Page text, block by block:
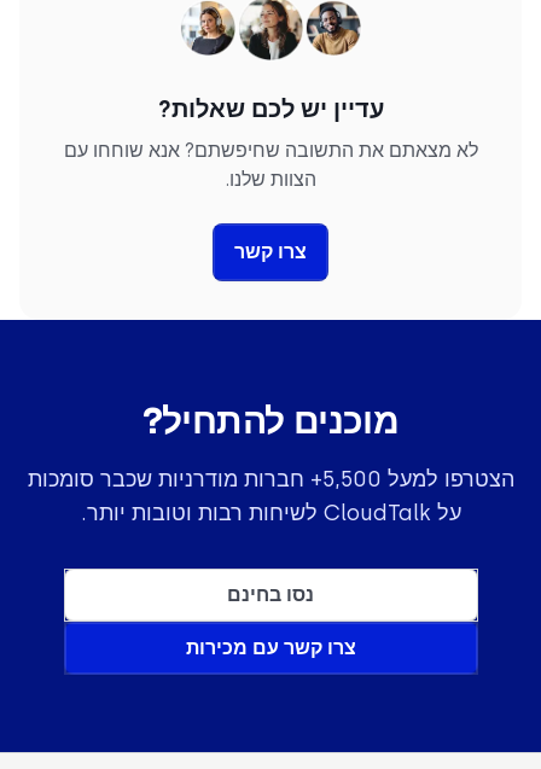
עדיין יש לכם שאלות?
לא מצאתם את התשובה שחיפשתם? אנא שוחחו עם
הצוות שלנו.
צרו קשר
מוכנים להתחיל?
הצטרפו למעל 5,500+ חברות מודרניות שכבר סומכות
על CloudTalk לשיחות רבות וטובות יותר.
נסו בחינם
צרו קשר עם מכירות